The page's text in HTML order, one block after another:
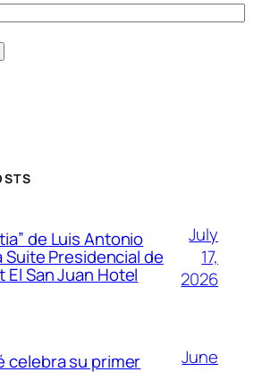
de Luis Antonio
Suite Presidencial de
El San Juan Hotel
July
17,
2026
celebra su primer
June